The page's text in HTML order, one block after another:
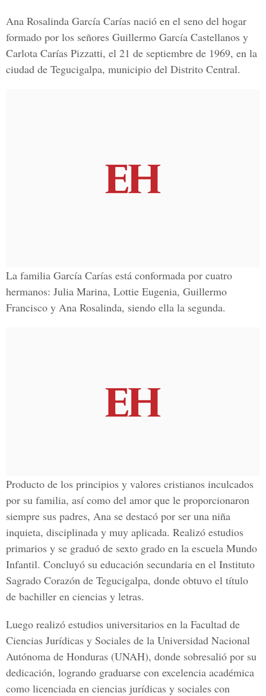
Ana Rosalinda García Carías nació en el seno del hogar
formado por los señores Guillermo García Castellanos y
Carlota Carías Pizzatti, el 21 de septiembre de 1969, en la
ciudad de Tegucigalpa, municipio del Distrito Central.
La familia García Carías está conformada por cuatro
hermanos: Julia Marina, Lottie Eugenia, Guillermo
Francisco y Ana Rosalinda, siendo ella la segunda.
Producto de los principios y valores cristianos inculcados
por su familia, así como del amor que le proporcionaron
siempre sus padres, Ana se destacó por ser una niña
inquieta, disciplinada y muy aplicada. Realizó estudios
primarios y se graduó de sexto grado en la escuela Mundo
Infantil. Concluyó su educación secundaria en el Instituto
Sagrado Corazón de Tegucigalpa, donde obtuvo el título
de bachiller en ciencias y letras.
Luego realizó estudios universitarios en la Facultad de
Ciencias Jurídicas y Sociales de la Universidad Nacional
Autónoma de Honduras (UNAH), donde sobresalió por su
dedicación, logrando graduarse con excelencia académica
como licenciada en ciencias jurídicas y sociales con